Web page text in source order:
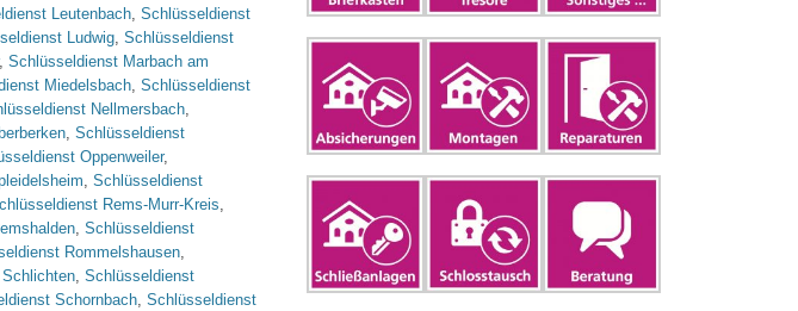
Leutenbach, Schlüsseldienst
Ludwig, Schlüsseldienst
, Schlüsseldienst Marbach am
Miedelsbach, Schlüsseldienst
Nellmersbach,
, Schlüsseldienst
Oppenweiler,
, Schlüsseldienst
Rems-Murr-Kreis,
, Schlüsseldienst
Rommelshausen,
, Schlüsseldienst
Schornbach, Schlüsseldienst